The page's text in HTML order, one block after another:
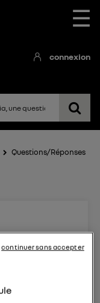
☰
connexion
Questions/Réponses
continuer sans accepter